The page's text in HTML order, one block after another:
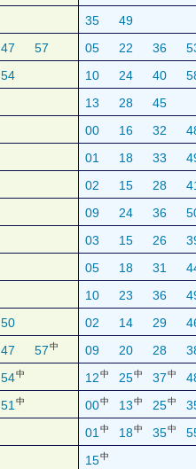
35 49
47 57 05 22 36
54 10 24 40
13 28 45
00 16 32
01 18 33
02 15 28
09 24 36
03 15 26
05 18 31
10 23 36
50 02 14 29
47 57中 09 20 28
54中 12中 25中 37 中
51 中 00中 13中 25中
01 中 18中 35中
15中